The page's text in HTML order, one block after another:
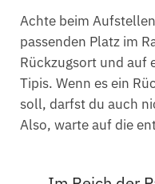
Achte beim
passenden Platz im
Rückzugsort und auf
Tipis. Wenn es ein
soll, darfst du auch
Also, warte auf die